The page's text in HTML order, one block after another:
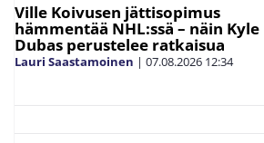
Ville Koivusen jättisopimus
hämmentää NHL:ssä – näin Kyle
Dubas perustelee ratkaisua
Lauri Saastamoinen | 07.08.2026 12:34